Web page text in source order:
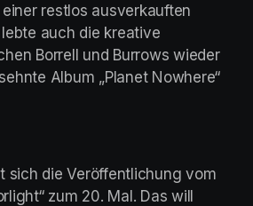
restlos ausverkauften
auch die kreative
Borrell und Burrows wieder
Album „Planet Nowhere“
sich die Veröffentlichung vom
zum 20. Mal. Das will